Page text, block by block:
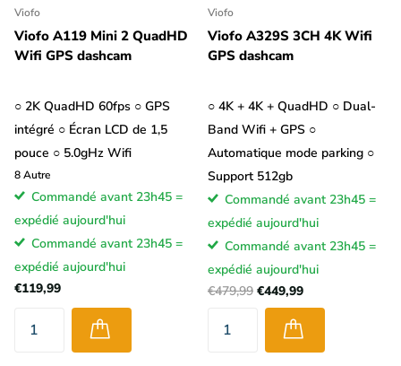
Viofo
Viofo A119 Mini 2 QuadHD
Wifi GPS dashcam
○ 2K QuadHD 60fps ○ GPS
intégré ○ Écran LCD de 1,5
pouce ○ 5.0gHz Wifi
8Autre
Commandé avant 23h45 =
expédié aujourd'hui
Commandé avant 23h45 =
expédié aujourd'hui
€119,99
Viofo
Viofo A329S 3CH 4K Wifi
GPS dashcam
○ 4K + 4K + QuadHD ○ Dual-
Band Wifi + GPS ○
Automatique mode parking ○
Support 512gb
Commandé avant 23h45 =
expédié aujourd'hui
Commandé avant 23h45 =
expédié aujourd'hui
€479,99 €449,99